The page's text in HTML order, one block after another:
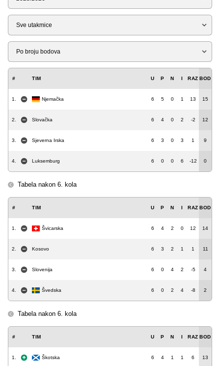
Tip
Liga
# TIM U P N I RAZ BOD
1. Njemačka 6 5 0 1 13 15
2. Slovačka 6 4 0 2 -2 12
3. Sjeverna Irska 6 3 0 3 1 9
4. Luksemburg 6 0 0 6 -12 0
Tabela nakon 6. kola
# TIM U P N I RAZ BOD
1. Švicarska 6 4 2 0 12 14
2. Kosovo 6 3 2 1 1 11
3. Slovenija 6 0 4 2 -5 4
4. Švedska 6 0 2 4 -8 2
Tabela nakon 6. kola
# TIM U P N I RAZ BOD
1. Škotska 6 4 1 1 6 13